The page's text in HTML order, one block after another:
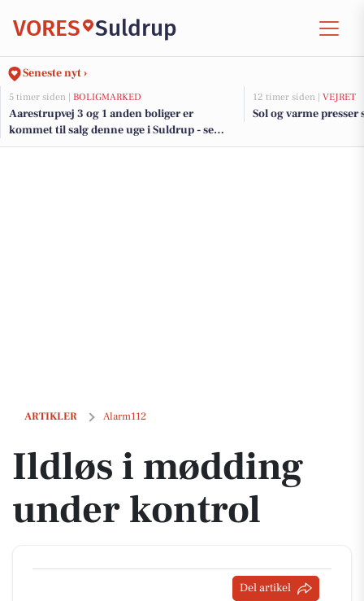
VORES Suldrup
Seneste nyt ›
5 timer siden | BOLIGMARKED
Aarestrupvej 3 og 1 anden boliger er
kommet til salg denne uge i Suldrup - se
boligerne her.
12 timer siden | VEJRET
Sol og varme presser
ARTIKLER Alarm112
Ildløs i mødding under kontrol
Ildløs i mødding
under kontrol
Del artikel